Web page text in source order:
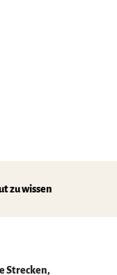
zu wissen
Strecken,